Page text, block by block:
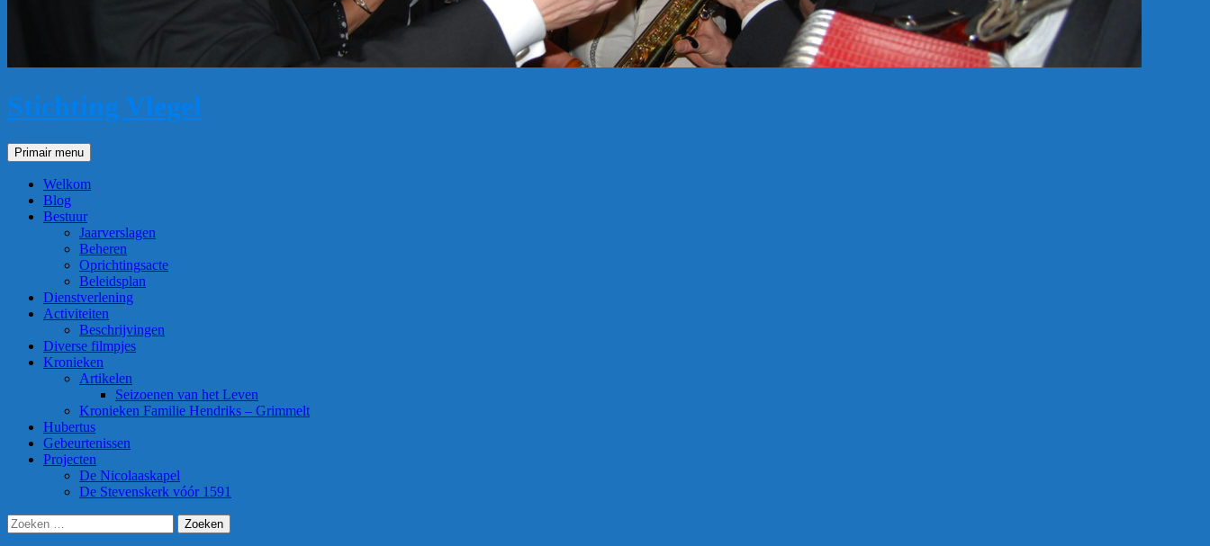
Stichting Vlegel
Zoeken
Primair menu
Welkom
Blog
Bestuur
Jaarverslagen
Beheren
Oprichtingsacte
Beleidsplan
Dienstverlening
Activiteiten
Beschrijvingen
Diverse filmpjes
Kronieken
Artikelen
Seizoenen van het Leven
Kronieken Familie Hendriks – Grimmelt
Hubertus
Gebeurtenissen
Projecten
De Nicolaaskapel
De Stevenskerk vóór 1591
Zoeken
naar: